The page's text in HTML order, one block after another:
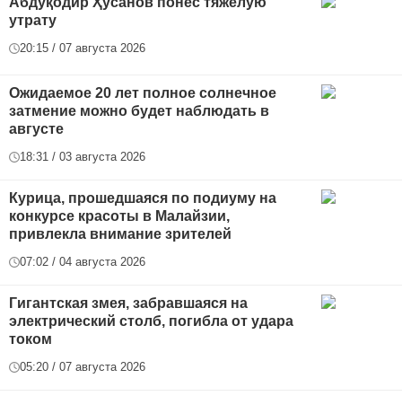
утрату
20:15 / 07 августа 2026
Ожидаемое 20 лет полное солнечное
затмение можно будет наблюдать в
августе
18:31 / 03 августа 2026
Курица, прошедшаяся по подиуму на
конкурсе красоты в Малайзии,
привлекла внимание зрителей
07:02 / 04 августа 2026
Гигантская змея, забравшаяся на
электрический столб, погибла от удара
током
05:20 / 07 августа 2026